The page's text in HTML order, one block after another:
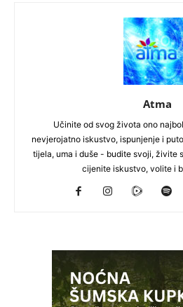
Atma
Učinite od svog života ono
nevjerojatno iskustvo, ispunjenje i
tijela, uma i duše - budite svoji, živite
cijenite iskustvo, volite i